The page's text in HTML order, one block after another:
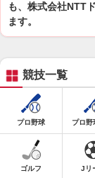
も、株式会社NTT
ます。
競技一覧
プロ野球 プロ野
ゴルフ Jリ